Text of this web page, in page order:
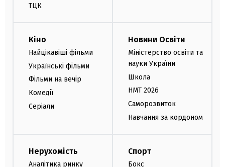
ТЦК
Кіно
Найцікавіші фільми
Українські фільми
Фільми на вечір
Комедії
Серіали
Новини Освіти
Міністерство освіти та
науки України
Школа
НМТ 2026
Саморозвиток
Навчання за кордоном
Нерухомість
Аналітика ринку
Спорт
Бокс